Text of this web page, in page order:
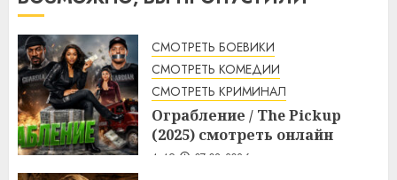
СМОТРЕТЬ БОЕВИКИ
СМОТРЕТЬ КОМЕДИИ
СМОТРЕТЬ КРИМИНАЛ
Ограбление / The Pickup
(2025) смотреть онлайн
4:49 07.08.2026